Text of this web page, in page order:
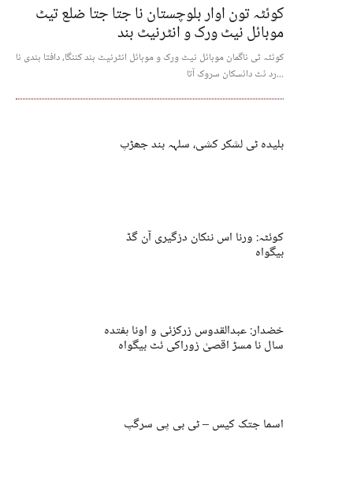
کوئٹہ تون اوار بلوچستان نا جتا جتا ضلع تیٹ
موبائل نیٹ ورک و انٹرنیٹ بند
کوئٹہ ٹی ناگمان موبائل نیٹ ورک و موبائل انٹرنیٹ بند کننگا، دافتا بندی نا
رد ئٹ دائسکان سروک آتا...
بلیدہ ٹی لشکر کشی، سلہہ بند جھڑپ
کوئٹہ: ورنا اس ننکان دزگیری آن گڈ
بیگواہ
خضدار: عبدالقدوس زرکزئی و اونا ہفتدہ
سال نا مسڑ اقصیٰ زوراکی ئٹ بیگواہ
اسما جتک کیس – ٹی بی پی سرگپ